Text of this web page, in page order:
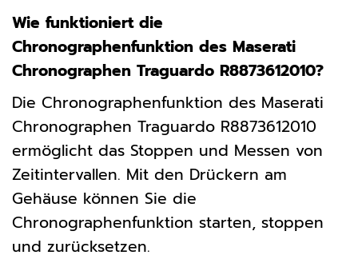
Wie funktioniert die
Chronographenfunktion des Maserati
Chronographen Traguardo R8873612010?
Die Chronographenfunktion des Maserati
Chronographen Traguardo R8873612010
ermöglicht das Stoppen und Messen von
Zeitintervallen. Mit den Drückern am
Gehäuse können Sie die
Chronographenfunktion starten, stoppen
und zurücksetzen.